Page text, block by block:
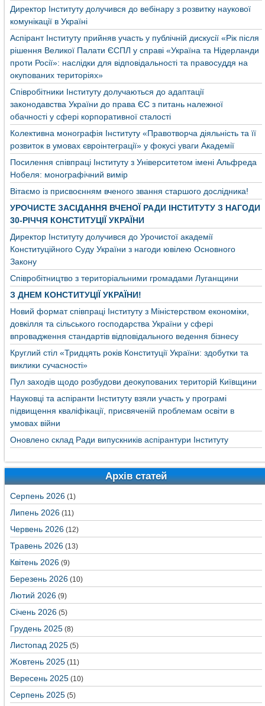
Директор Інституту долучився до вебінару з розвитку наукової
комунікації в Україні
Аспірант Інституту прийняв участь у публічній дискусії «Рік після
рішення Великої Палати ЄСПЛ у справі «Україна та Нідерланди
проти Росії»: наслідки для відповідальності та правосуддя на
окупованих територіях»
Співробітники Інституту долучаються до адаптації
законодавства України до права ЄС з питань належної
обачності у сфері корпоративної сталості
Колективна монографія Інституту «Правотворча діяльність та її
розвиток в умовах євроінтеграції» у фокусі уваги Академії
Посилення співпраці Інституту з Університетом імені Альфреда
Нобеля: монографічний вимір
Вітаємо із присвоєнням вченого звання старшого дослідника!
УРОЧИСТЕ ЗАСІДАННЯ ВЧЕНОЇ РАДИ ІНСТИТУТУ З НАГОДИ
30-РІЧЧЯ КОНСТИТУЦІЇ УКРАЇНИ
Директор Інституту долучився до Урочистої академії
Конституційного Суду України з нагоди ювілею Основного
Закону
Співробітництво з територіальними громадами Луганщини
З ДНЕМ КОНСТИТУЦІЇ УКРАЇНИ!
Новий формат співпраці Інституту з Міністерством економіки,
довкілля та сільського господарства України у сфері
впровадження стандартів відповідального ведення бізнесу
Круглий стіл «Тридцять років Конституції України: здобутки та
виклики сучасності»
Пул заходів щодо розбудови деокупованих територій Київщини
Науковці та аспіранти Інституту взяли участь у програмі
підвищення кваліфікації, присвяченій проблемам освіти в
умовах війни
Оновлено склад Ради випускників аспірантури Інституту
Архів статей
Серпень 2026 (1)
Липень 2026 (11)
Червень 2026 (12)
Травень 2026 (13)
Квітень 2026 (9)
Березень 2026 (10)
Лютий 2026 (9)
Січень 2026 (5)
Грудень 2025 (8)
Листопад 2025 (5)
Жовтень 2025 (11)
Вересень 2025 (10)
Серпень 2025 (5)